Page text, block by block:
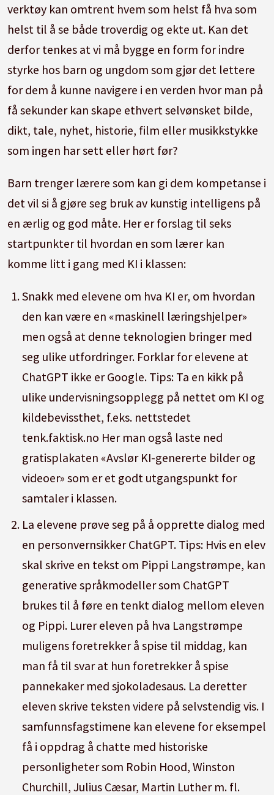
verktøy kan omtrent hvem som helst få hva som
helst til å se både troverdig og ekte ut. Kan det
derfor tenkes at vi må bygge en form for indre
styrke hos barn og ungdom som gjør det lettere
for dem å kunne navigere i en verden hvor man på
få sekunder kan skape ethvert selvønsket bilde,
dikt, tale, nyhet, historie, film eller musikkstykke
som ingen har sett eller hørt før?
Barn trenger lærere som kan gi dem kompetanse i
det vil si å gjøre seg bruk av kunstig intelligens på
en ærlig og god måte. Her er forslag til seks
startpunkter til hvordan en som lærer kan
komme litt i gang med KI i klassen:
Snakk med elevene om hva KI er, om hvordan
den kan være en «maskinell læringshjelper»
men også at denne teknologien bringer med
seg ulike utfordringer. Forklar for elevene at
ChatGPT ikke er Google. Tips: Ta en kikk på
ulike undervisningsopplegg på nettet om KI og
kildebevissthet, f.eks. nettstedet
tenk.faktisk.no Her man også laste ned
gratisplakaten «Avslør KI-genererte bilder og
videoer» som er et godt utgangspunkt for
samtaler i klassen.
La elevene prøve seg på å opprette dialog med
en personvernsikker ChatGPT. Tips: Hvis en elev
skal skrive en tekst om Pippi Langstrømpe, kan
generative språkmodeller som ChatGPT
brukes til å føre en tenkt dialog mellom eleven
og Pippi. Lurer eleven på hva Langstrømpe
muligens foretrekker å spise til middag, kan
man få til svar at hun foretrekker å spise
pannekaker med sjokoladesaus. La deretter
eleven skrive teksten videre på selvstendig vis. I
samfunnsfagstimene kan elevene for eksempel
få i oppdrag å chatte med historiske
personligheter som Robin Hood, Winston
Churchill, Julius Cæsar, Martin Luther m. fl.